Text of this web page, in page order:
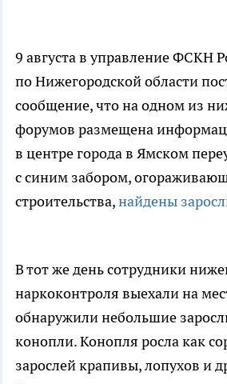
9 августа в управление ФСКН
по Нижегородской области
сообщение, что на одном из
форумов размещена
в центре города в Ямском
с синим забором,
строительства,найдены
В тот же день сотрудники
наркоконтроля выехали на
обнаружили небольшие
конопли. Конопля росла как
зарослей крапивы, лопухов и